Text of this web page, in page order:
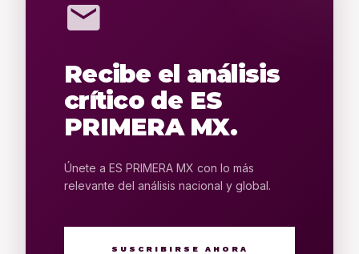
mail
Recibe el análisis
crítico de ES
PRIMERA MX.
Únete a ES PRIMERA MX con lo más
relevante del análisis nacional y global.
SUSCRIBIRSE AHORA